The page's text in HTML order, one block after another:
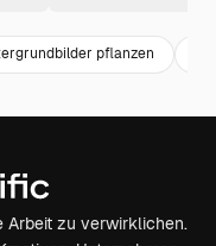
pflanzen
Arbeit zu verwirklichen.